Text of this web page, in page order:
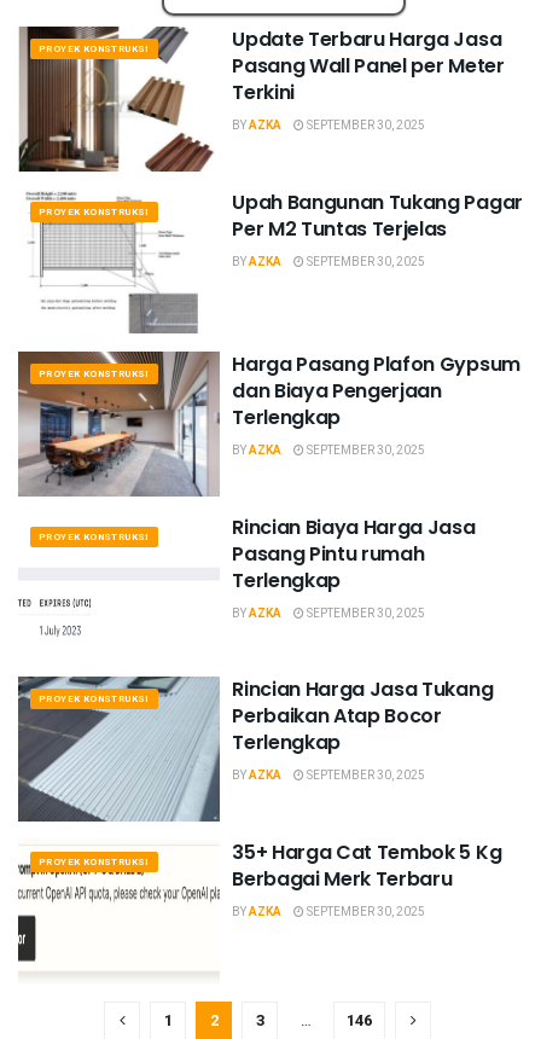
PROYEK KONSTRUKSI
Update Terbaru Harga Jasa
Pasang Wall Panel per Meter
Terkini
BYAZKA SEPTEMBER 30, 2025
PROYEK KONSTRUKSI
Upah Bangunan Tukang Pagar
Per M2 Tuntas Terjelas
BYAZKA SEPTEMBER 30, 2025
PROYEK KONSTRUKSI
Harga Pasang Plafon Gypsum
dan Biaya Pengerjaan
Terlengkap
BYAZKA SEPTEMBER 30, 2025
PROYEK KONSTRUKSI
Rincian Biaya Harga Jasa
Pasang Pintu rumah
Terlengkap
BYAZKA SEPTEMBER 30, 2025
PROYEK KONSTRUKSI
Rincian Harga Jasa Tukang
Perbaikan Atap Bocor
Terlengkap
BYAZKA SEPTEMBER 30, 2025
PROYEK KONSTRUKSI
35+ Harga Cat Tembok 5 Kg
Berbagai Merk Terbaru
BYAZKA SEPTEMBER 30, 2025
1 2 3 … 146